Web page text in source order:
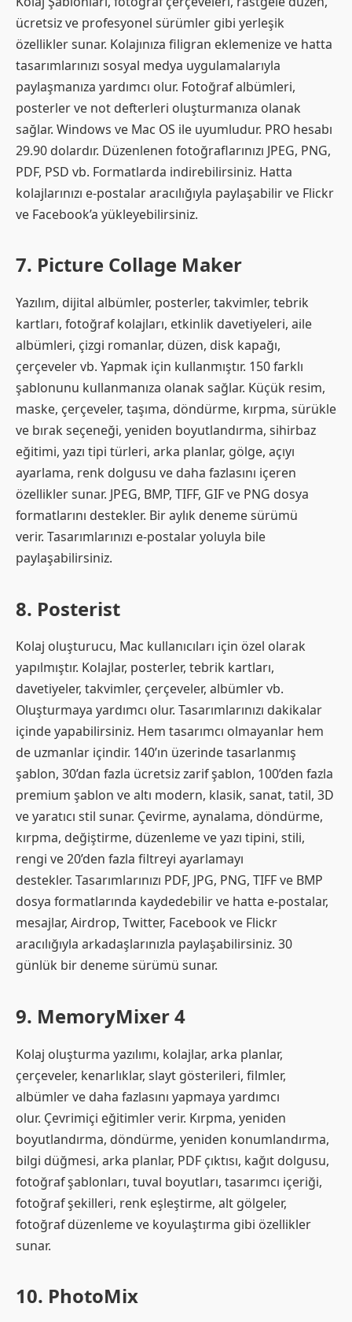
ücretsiz ve profesyonel sürümler gibi yerleşik
özellikler sunar. Kolajınıza filigran eklemenize ve hatta
tasarımlarınızı sosyal medya uygulamalarıyla
paylaşmanıza yardımcı olur. Fotoğraf albümleri,
posterler ve not defterleri oluşturmanıza olanak
sağlar. Windows ve Mac OS ile uyumludur. PRO hesabı
29.90 dolardır. Düzenlenen fotoğraflarınızı JPEG, PNG,
PDF, PSD vb. Formatlarda indirebilirsiniz. Hatta
kolajlarınızı e-postalar aracılığıyla paylaşabilir ve Flickr
ve Facebook’a yükleyebilirsiniz.
7. Picture Collage Maker
Yazılım, dijital albümler, posterler, takvimler, tebrik
kartları, fotoğraf kolajları, etkinlik davetiyeleri, aile
albümleri, çizgi romanlar, düzen, disk kapağı,
çerçeveler vb. Yapmak için kullanmıştır. 150 farklı
şablonunu kullanmanıza olanak sağlar. Küçük resim,
maske, çerçeveler, taşıma, döndürme, kırpma, sürükle
ve bırak seçeneği, yeniden boyutlandırma, sihirbaz
eğitimi, yazı tipi türleri, arka planlar, gölge, açıyı
ayarlama, renk dolgusu ve daha fazlasını içeren
özellikler sunar. JPEG, BMP, TIFF, GIF ve PNG dosya
formatlarını destekler. Bir aylık deneme sürümü
verir. Tasarımlarınızı e-postalar yoluyla bile
paylaşabilirsiniz.
8. Posterist
Kolaj oluşturucu, Mac kullanıcıları için özel olarak
yapılmıştır. Kolajlar, posterler, tebrik kartları,
davetiyeler, takvimler, çerçeveler, albümler vb.
Oluşturmaya yardımcı olur. Tasarımlarınızı dakikalar
içinde yapabilirsiniz. Hem tasarımcı olmayanlar hem
de uzmanlar içindir. 140’ın üzerinde tasarlanmış
şablon, 30’dan fazla ücretsiz zarif şablon, 100’den fazla
premium şablon ve altı modern, klasik, sanat, tatil, 3D
ve yaratıcı stil sunar. Çevirme, aynalama, döndürme,
kırpma, değiştirme, düzenleme ve yazı tipini, stili,
rengi ve 20’den fazla filtreyi ayarlamayı
destekler. Tasarımlarınızı PDF, JPG, PNG, TIFF ve BMP
dosya formatlarında kaydedebilir ve hatta e-postalar,
mesajlar, Airdrop, Twitter, Facebook ve Flickr
aracılığıyla arkadaşlarınızla paylaşabilirsiniz. 30
günlük bir deneme sürümü sunar.
9. MemoryMixer 4
Kolaj oluşturma yazılımı, kolajlar, arka planlar,
çerçeveler, kenarlıklar, slayt gösterileri, filmler,
albümler ve daha fazlasını yapmaya yardımcı
olur. Çevrimiçi eğitimler verir. Kırpma, yeniden
boyutlandırma, döndürme, yeniden konumlandırma,
bilgi düğmesi, arka planlar, PDF çıktısı, kağıt dolgusu,
fotoğraf şablonları, tuval boyutları, tasarımcı içeriği,
fotoğraf şekilleri, renk eşleştirme, alt gölgeler,
fotoğraf düzenleme ve koyulaştırma gibi özellikler
sunar.
10. PhotoMix